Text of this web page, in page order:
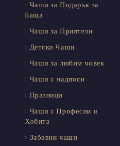
Чаши за Подарък за
Баща
Чаши за Приятели
Детски Чаши
Чаши за любим човек
Чаши с надписи
Празници
Чаши с Професии и
Хобита
Забавни чаши